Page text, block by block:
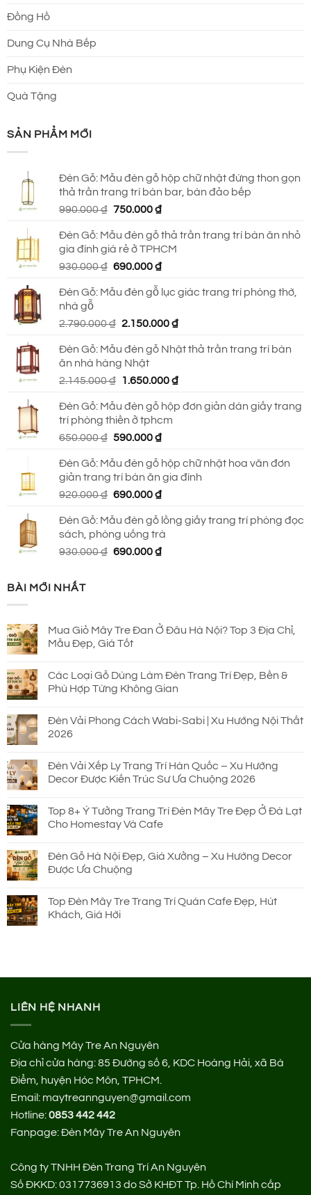
Đồng Hồ
Dung Cụ Nhà Bếp
Phụ Kiện Đèn
Quà Tặng
SẢN PHẨM MỚI
Đèn Gỗ: Mẫu đèn gỗ hộp chữ nhật đứng thon gọn
thả trần trang trí bàn bar, bàn đảo bếp
990.000₫ Giá
là:
990.000 ₫.
750.000₫Giá
tại
là:
750.000 ₫.
Đèn Gỗ: Mẫu đèn gỗ thả trần trang trí bàn ăn nhỏ
gia đình giá rẻ ở TPHCM
930.000₫ Giá
là:
690.000₫Giá
tại
690.000 ₫.
Đèn Gỗ: Mẫu đèn gỗ lục giác trang trí phòng thờ,
nhà gỗ
2.790.000₫ Giá
là:
2.790.000 ₫.
2.150.000₫Giá
tại
2.150.000 ₫.
Đèn Gỗ: Mẫu đèn gỗ Nhật thả trần trang trí bàn
ăn nhà hàng Nhật
2.145.000₫
Giá
là:
2.145.000 ₫.
1.650.000₫Giá
tại
Đèn Gỗ: Mẫu đèn gỗ hộp đơn giản dán giấy trang
trí phòng thiền ở tphcm
650.000₫ Giá
là:
650.000 ₫.
590.000₫Giá
tại
là:
590.000 ₫.
Đèn Gỗ: Mẫu đèn gỗ hộp chữ nhật hoa văn đơn
giản trang trí bàn ăn gia đình
920.000₫ Giá
là:
920.000 ₫.
690.000₫Giá
tại
là:
690.000 ₫.
Đèn Gỗ: Mẫu đèn gỗ lồng giấy trang trí phòng đọc
sách, phòng uống trà
930.000₫ Giá
690.000₫Giá
BÀI MỚI NHẤT
Mua Giỏ Mây Tre Đan Ở Đâu Hà Nội? Top 3 Địa Chỉ,
Mẫu Đẹp, Giá Tốt
Các Loại Gỗ Dùng Làm Đèn Trang Trí Đẹp, Bền &
Phù Hợp Từng Không Gian
Đèn Vải Phong Cách Wabi-Sabi | Xu Hướng Nội Thất
2026
Đèn Vải Xếp Ly Trang Trí Hàn Quốc – Xu Hướng
Decor Được Kiến Trúc Sư Ưa Chuộng 2026
Top 8+ Ý Tưởng Trang Trí Đèn Mây Tre Đẹp Ở Đà Lạt
Cho Homestay Và Cafe
Đèn Gỗ Hà Nội Đẹp, Giá Xưởng – Xu Hướng Decor
Được Ưa Chuộng
Top Đèn Mây Tre Trang Trí Quán Cafe Đẹp, Hút
Khách, Giá Hời
LIÊN HỆ NHANH
Cửa hàng Mây Tre An Nguyên
Địa chỉ cửa hàng:85 Đường số 6, KDC Hoàng Hải, xã Bà
Điểm, huyện Hóc Môn, TPHCM.
Email: maytreannguyen@gmail.com
Hotline:0853 442 442
Fanpage:Đèn Mây Tre An Nguyên
Công ty TNHH Đèn Trang Trí An Nguyên
Số ĐKKD: 0317736913 do Sở KHĐT Tp. Hồ Chí Minh cấp